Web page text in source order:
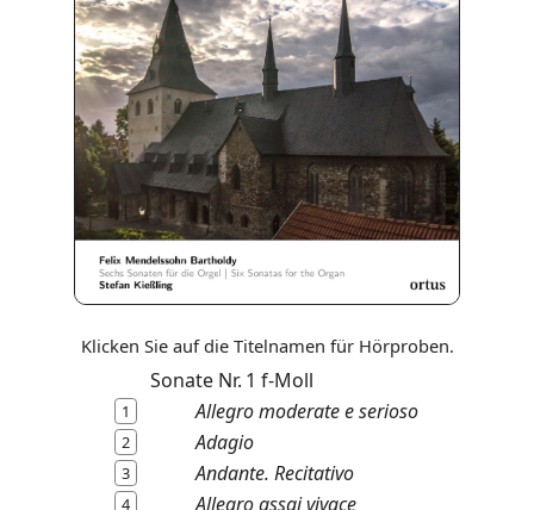
Klicken Sie auf die Titelnamen für Hörproben.
Sonate Nr. 1 f-Moll
1 Allegro moderate e serioso
2 Adagio
3 Andante. Recitativo
4 Allegro assai vivace